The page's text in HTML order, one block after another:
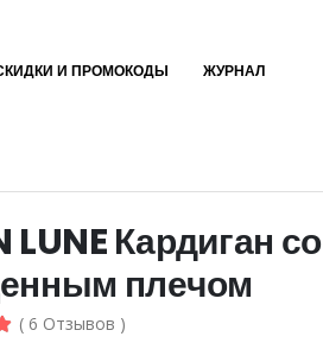
И ПРОМОКОДЫ ЖУРНАЛ
LUNE Кардиган со
плечом
( 6 Отзывов )